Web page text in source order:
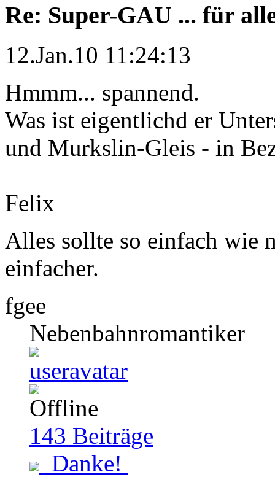
Re: Super-GAU ... für
12.Jan.10 11:24:13
Hmmm... spannend.
Was ist eigentlichd er
und Murkslin-Gleis - in
Felix
Alles sollte so einfach wie
einfacher.
fgee
Nebenbahnromantiker
143 Beiträge
Danke!